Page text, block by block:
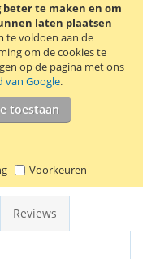
te maken en om
laten plaatsen
te voldoen aan de
om de cookies te
op de pagina met ons
van Google.
toestaan
Voorkeuren
de Samsung Galaxy
Reviews